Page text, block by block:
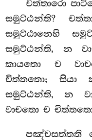
චත්තාරො
සමුට්ඨන්ති?
සමුට්ඨානෙහි
සමුට්ඨන්ති, න
කායතො ච
චිත්තතො; සියා
සමුට්ඨන්ති, න
වාචතො ච
පඤ්චසත්තති